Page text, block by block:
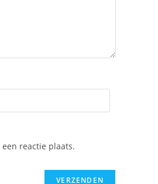
reactie plaats.